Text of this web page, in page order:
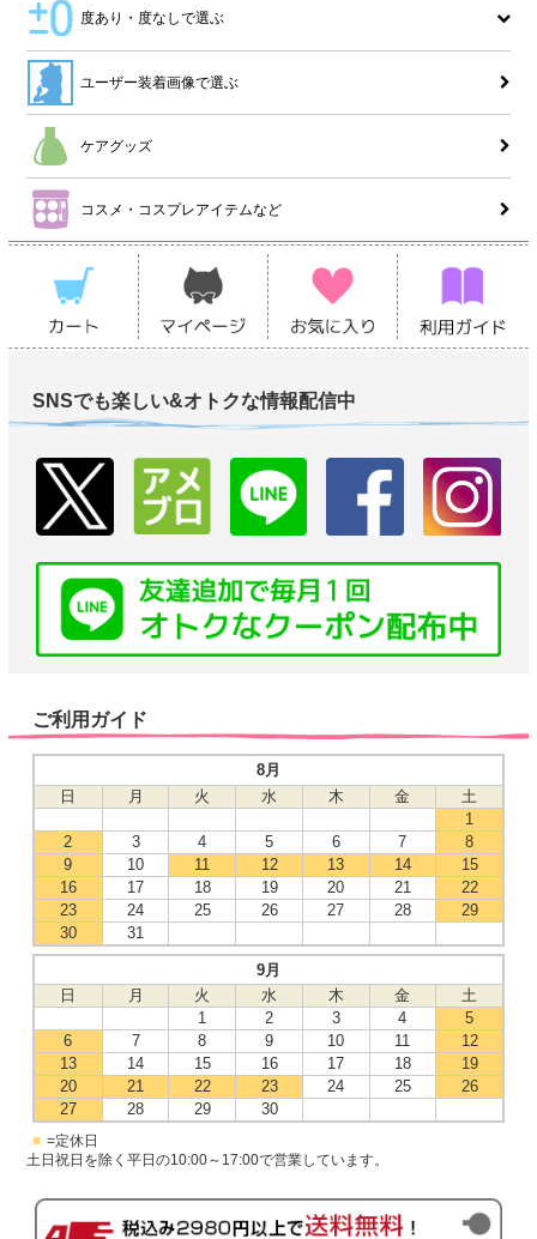
度あり・度なしで選ぶ
ユーザー装着画像で選ぶ
ケアグッズ
コスメ・コスプレアイテムなど
SNSでも楽しい&オトクな情報配信中
ご利用ガイド
8月
日
月 火 水 木 金
土
1
2
3 4 5 6 7
8
9
10 11 12 13 14
15
16
17 18 19 20 21
22
23
24 25 26 27 28
29
30
31
9月
日
月 火 水 木 金
土
1
2 3 4
5
6
7 8 9 10 11
12
13
14 15 16 17 18
19
20
21 22 23 24 25
26
27
28 29 30
■ =定休日
土日祝日を除く平日の10:00～17:00で営業しています。